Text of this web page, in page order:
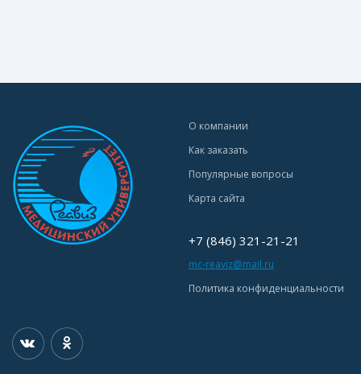
О компании
Как заказать
Популярные вопросы
Карта сайта
+7 (846) 321-21-21
mc-reaviz@mail.ru
Политика конфиденциальности